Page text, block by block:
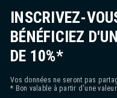
INSCRIVEZ-
BÉNÉFICIEZ
DE 10%*
Vos données ne seront pas
* Bon valable à partir d'une